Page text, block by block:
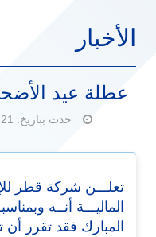
الأخبار
عطلة عيد
حدث بتاريخ: 21 مارس 2016
تعلـــن شركة قطر
الماليـــة أنــه
المبارك فقد تقرر أن